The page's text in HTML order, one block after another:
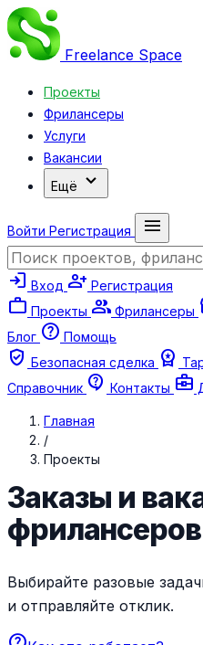
Freelance Space
Проекты
Фрилансеры
Услуги
Вакансии
Ещё expand_more
Войти Регистрация
menu
login Вход person_add Регистрация
work Проекты group Фрилансеры
Блог help Помощь
verified_user Безопасная сделка workspace_premium
Справочник contact_support Контакты business_center
Главная
/
Проекты
Заказы и
фрилансеров
Выбирайте разовые
и отправляйте отклик.